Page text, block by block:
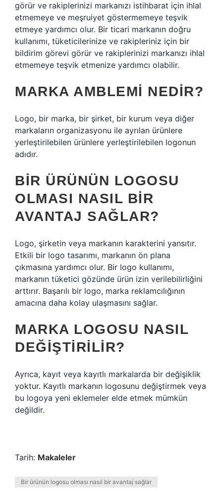
görür ve rakiplerinizi markanızı istihbarat için ihlal
etmemeye ve meşruiyet göstermemeye teşvik
etmeye yardımcı olur. Bir ticari markanın doğru
kullanımı, tüketicilerinize ve rakipleriniz için bir
bildirim görevi görür ve rakiplerinizi markanızı ihlal
etmemeye teşvik etmenize yardımcı olabilir.
MARKA AMBLEMI NEDIR?
Logo, bir marka, bir şirket, bir kurum veya diğer
markaların organizasyonu ile ayrılan ürünlere
yerleştirilebilen ürünlere yerleştirilebilen logonun
adıdır.
BIR ÜRÜNÜN LOGOSU
OLMASI NASIL BIR
AVANTAJ SAĞLAR?
Logo, şirketin veya markanın karakterini yansıtır.
Etkili bir logo tasarımı, markanın ön plana
çıkmasına yardımcı olur. Bir logo kullanımı,
markanın tüketici gözünde ürün izin verilebilirliğini
arttırır. Başarılı bir logo, marka reklamcılığının
amacına daha kolay ulaşmasını sağlar.
MARKA LOGOSU NASIL
DEĞIŞTIRILIR?
Ayrıca, kayıt veya kayıtlı markalarda bir değişiklik
yoktur. Kayıtlı markanın logosunu değiştirmek veya
bu logoya yeni eklemeler elde etmek mümkün
değildir.
Tarih: Makaleler
Bir ürünün logosu olması nasıl bir avantaj sağlar